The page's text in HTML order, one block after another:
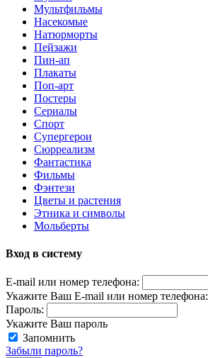
Мультфильмы
Насекомые
Натюрморты
Пейзажи
Пин-ап
Плакаты
Поп-арт
Постеры
Сериалы
Спорт
Супергерои
Сюрреализм
Фантастика
Фильмы
Фэнтези
Цветы и растения
Этника и символы
Мольберты
Вход в систему
E-mail или номер телефона:
Укажите Ваш E-mail или номер телефона:
Пароль:
Укажите Ваш пароль
Запомнить
Забыли пароль?